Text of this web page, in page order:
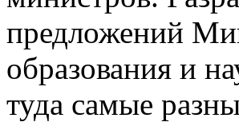
предложений
образования и
туда самые